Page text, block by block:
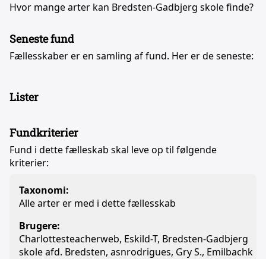
Hvor mange arter kan Bredsten-Gadbjerg skole finde?
Seneste fund
Fællesskaber er en samling af fund. Her er de seneste:
Lister
Fundkriterier
Fund i dette fælleskab skal leve op til følgende
kriterier:
Taxonomi:
Alle arter er med i dette fællesskab
Brugere:
Charlottesteacherweb, Eskild-T, Bredsten-Gadbjerg
skole afd. Bredsten, asnrodrigues, Gry S., Emilbachk